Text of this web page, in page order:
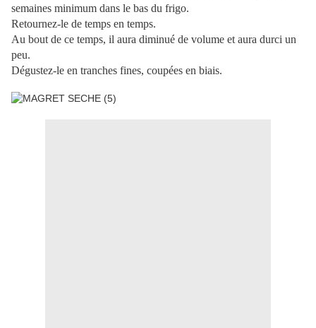
semaines minimum dans le bas du frigo.
Retournez-le de temps en temps.
Au bout de ce temps, il aura diminué de volume et aura durci un
peu.
Dégustez-le en tranches fines, coupées en biais.